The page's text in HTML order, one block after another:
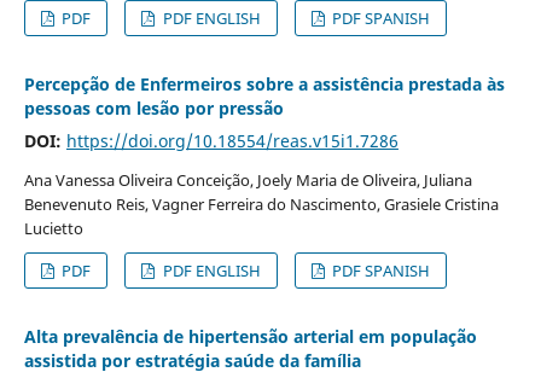
PDF
PDF ENGLISH PDF SPANISH
Percepção de Enfermeiros sobre a assistência prestada às
pessoas com lesão por pressão
DOI: https://doi.org/10.18554/reas.v15i1.7286
Ana Vanessa Oliveira Conceição, Joely Maria de Oliveira, Juliana
Benevenuto Reis, Vagner Ferreira do Nascimento, Grasiele Cristina
Lucietto
PDF
PDF ENGLISH PDF SPANISH
Alta prevalência de hipertensão arterial em população
assistida por estratégia saúde da família